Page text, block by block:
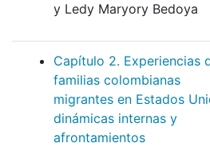
y Ledy Maryory Bedoya
Capítulo 2. Experiencias
familias colombianas
migrantes en Estados
dinámicas internas y
afrontamientos